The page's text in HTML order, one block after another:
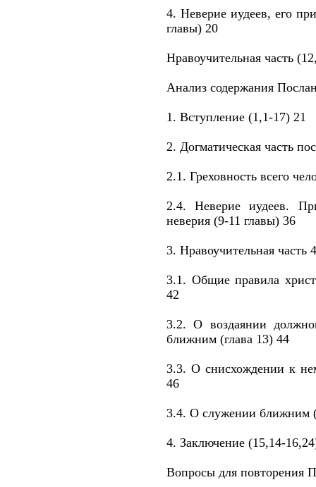
4. Неверие иудеев, его
главы) 20
Нравоучительная часть
Анализ содержания
1. Вступление (1,1-17) 21
2. Догматическая часть
2.1. Греховность всего
2.4. Неверие иудеев.
неверия (9-11 главы) 36
3. Нравоучительная часть
3.1. Общие правила
42
3.2. О воздаянии
ближним (глава 13) 44
3.3. О снисхождении к
46
3.4. О служении ближним
4. Заключение (15,14-
Вопросы для повторения